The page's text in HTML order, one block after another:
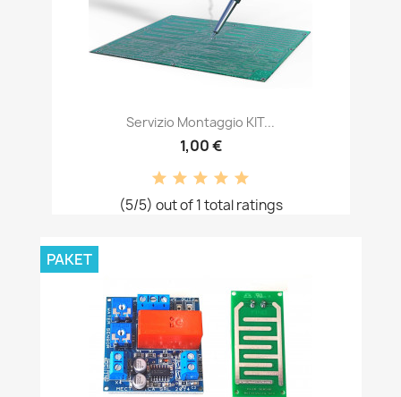
Servizio Montaggio KIT...
1,00 €
(5/5) out of 1 total ratings
PAKET